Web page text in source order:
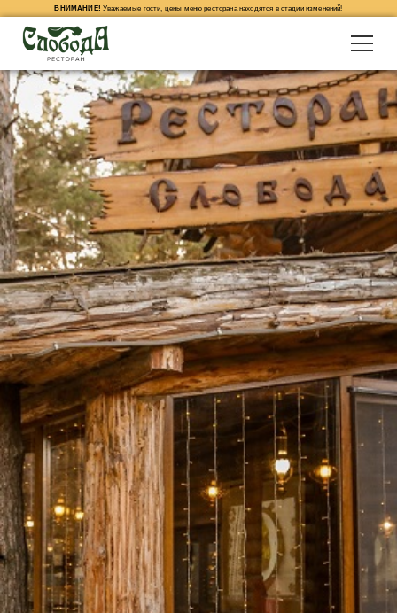
ВНИМАНИЕ! Уважаемые гости, цены меню ресторана находятся в стадии изменений!